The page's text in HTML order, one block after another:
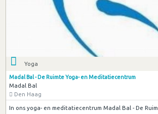
Yoga
Madal Bal - De Ruimte Yoga- en Meditatiecentrum
Madal Bal
Den Haag
In ons yoga- en meditatiecentrum Madal Bal - De